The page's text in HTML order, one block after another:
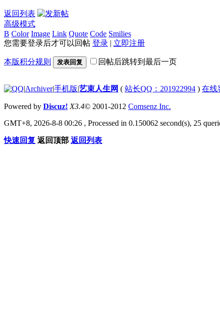
返回列表
高级模式
B Color Image Link Quote Code Smilies
您需要登录后才可以回帖 登录 | 立即注册
本版积分规则 发表回复 回帖后跳转到最后一页
|Archiver|手机版|艺束人生网 ( 站长QQ：201922994 ) 在线
Powered by Discuz! X3.4© 2001-2012 Comsenz Inc.
GMT+8, 2026-8-8 00:26 , Processed in 0.150062 second(s), 25
快速回复 返回顶部 返回列表